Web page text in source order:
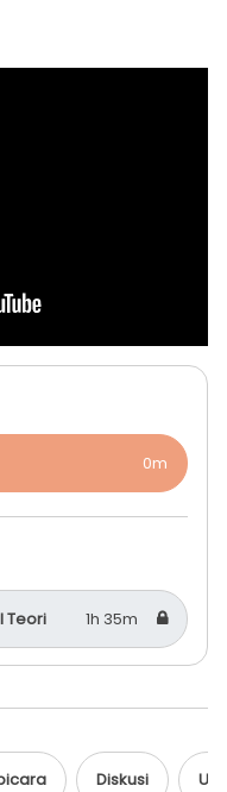
0m
Teori 1h 35m
Diskusi